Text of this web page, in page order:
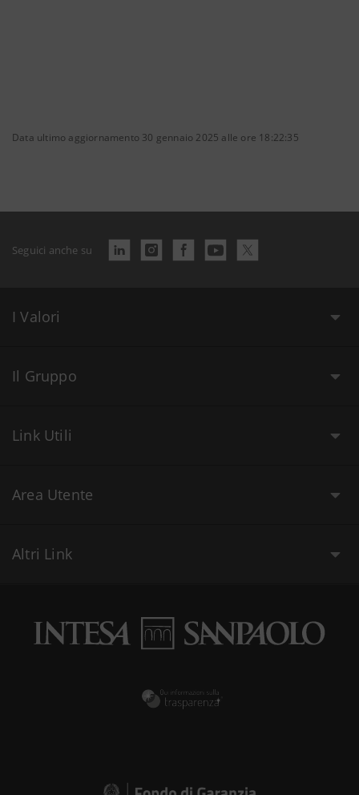
Data ultimo aggiornamento 30 gennaio 2025 alle ore 18:22:35
Seguici anche su
I Valori
Il Gruppo
Link Utili
Area Utente
Altri Link